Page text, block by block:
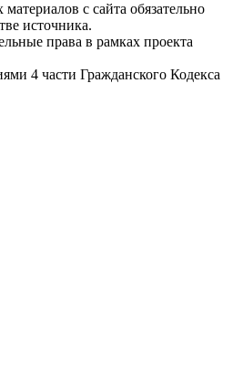
с сайта обязательно
источника.
права в рамках проекта
4 части Гражданского Кодекса